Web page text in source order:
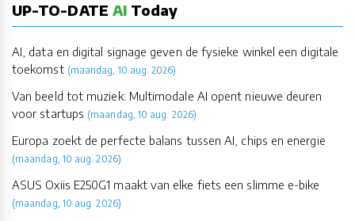
UP-TO-DATE AI Today
AI, data en digital signage geven de fysieke winkel een digitale
toekomst (maandag, 10 aug. 2026)
Van beeld tot muziek: Multimodale AI opent nieuwe deuren
voor startups (maandag, 10 aug. 2026)
Europa zoekt de perfecte balans tussen AI, chips en energie
(maandag, 10 aug. 2026)
ASUS Oxiis E250G1 maakt van elke fiets een slimme e-bike
(maandag, 10 aug. 2026)